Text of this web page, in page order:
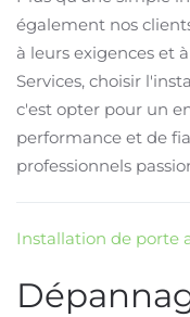
également nos
à leurs exigences et
Services, choisir
c'est opter pour un
performance et de
professionnels
Installation de porte